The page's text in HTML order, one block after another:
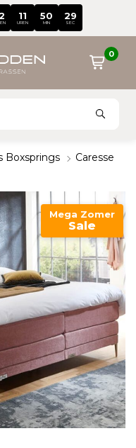
11
UREN
50
MIN
28
SEC
0
Boxsprings
Caresse
Mega Zomer
Sale